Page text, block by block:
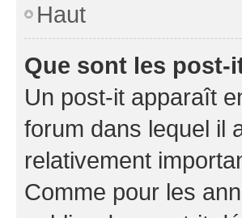
Haut
Que sont les post-
Un post-it apparaît
forum dans lequel il
relativement
Comme pour les